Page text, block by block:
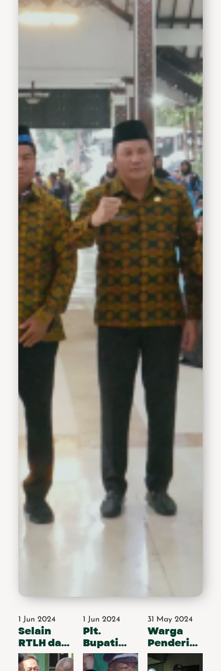
mabrur" ucapnya.&nbsp;Ia
mengingatkan untuk
selalu menjaga kesehatan
berbeda dengan di
Indonesia. Bagi seluruh
Jamaah haji jangan
vitamin-vitamin yang
sudah diberikan serta
menyiapkan baju, jaket
dan sebagainya untuk
menghadapi cuaca
ekstrem di Arab Saudi"
imbuhnya.&nbsp;Selaku
pimpinan daerah banyak
wejangan dan himbauan
yang ia sampaikan untuk
para calon haji.
Diantaranya, menjaga
sikap dan tutur kata yang
baik selama beribadah,
selalu jaga kekompakkan,
tetap bersama dengan
kelompoknya.&nbsp;
Jangan sampai terpisah,
ini&nbsp; akan
menyulitkan petugas,
karena disana berkumpul
jamaah haji dari seluruh
dunia.CJH Kloter 77 yang
diberangkatkan hari ini
menuju asrama Haji
Dijadwalkan akan
besok tanggal 2 juni 2024
pukul 06.55 WIB dari
Surabaya. (Af/en/kominfo)
1 Jun 2024
Selain
RTLH dan
BPJS Plt.
Bupati
1 Jun 2024
Plt.
Bupati
Sidoarjo
Mempunyai
31 May 2024
Warga
Penderita
TBC
Menahun